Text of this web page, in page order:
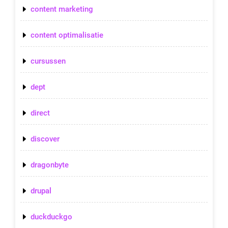
content marketing
content optimalisatie
cursussen
dept
direct
discover
dragonbyte
drupal
duckduckgo